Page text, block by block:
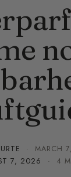
· MARCH
7, 2026 · 4